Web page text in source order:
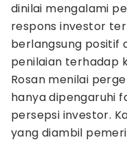
dinilai mengalami
respons investor
berlangsung positif
penilaian terhadap
Rosan menilai
hanya dipengaruhi
persepsi investor.
yang diambil